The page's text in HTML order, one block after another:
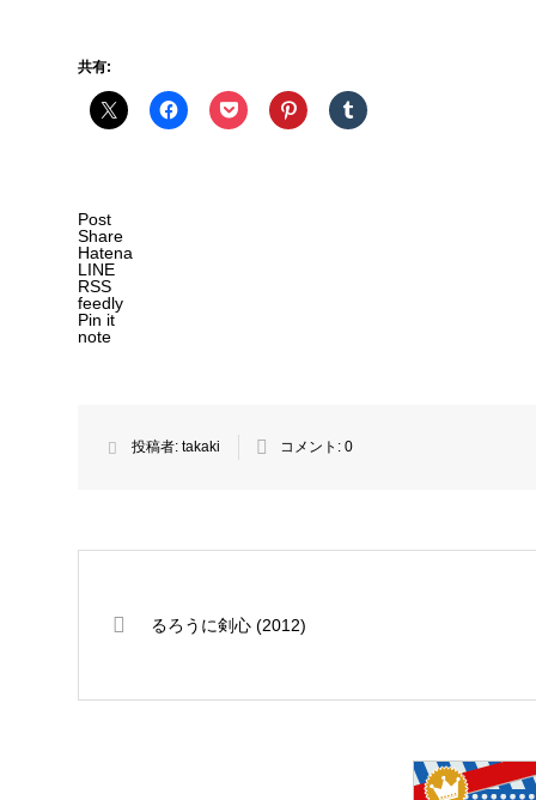
共有:
Post
Share
Hatena
LINE
RSS
feedly
Pin it
note
投稿者: takaki コメント: 0
るろうに剣心 (2012)